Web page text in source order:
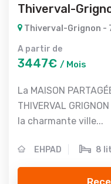
Thiverval-
Thiverval-Grignon -
A partir de
3447€ / Mois
La MAISON
THIVERVAL
la charmante ville...
EHPAD 8